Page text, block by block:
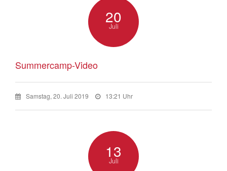
20
Juli
Summercamp-Video
Samstag, 20. Juli 2019 13:21 Uhr
13
Juli